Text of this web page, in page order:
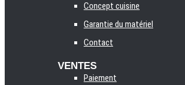
Concept cuisine
Garantie du matériel
Contact
VENTES
Paiement